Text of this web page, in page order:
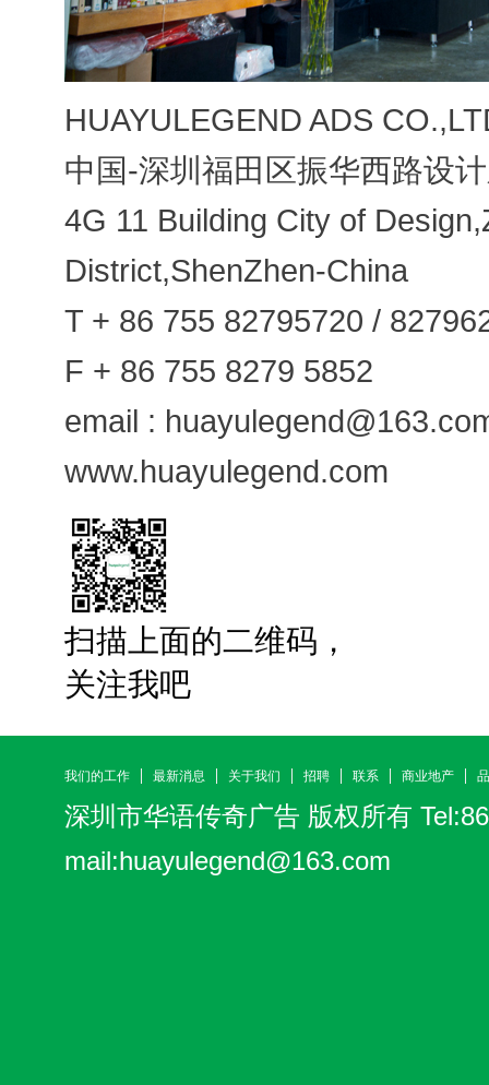
HUAYULEGEND ADS
中国-深圳福田区振华西路设
4G 11 Building City of
District,ShenZhen-China
T + 86 755 82795720 /
F + 86 755 8279 5852
email :
www.huayulegend.com
扫描上面的二维码，
关注我吧
我们的工作 最新消息 关于我们 招聘 联系 商业地产
深圳市华语传奇广告 版权所有
mail:huayulegend@163.com